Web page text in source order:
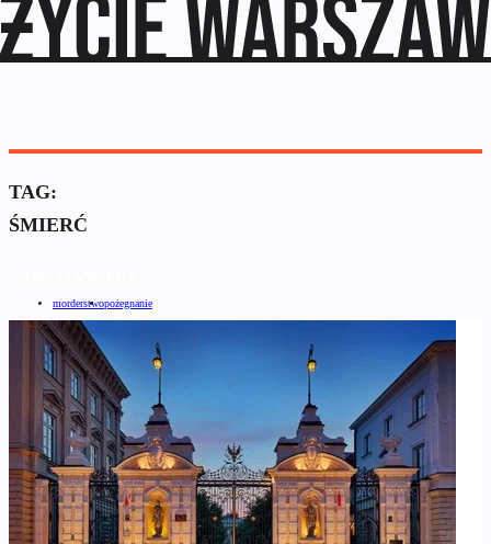
TAG:
ŚMIERĆ
morderstwopożegnanie